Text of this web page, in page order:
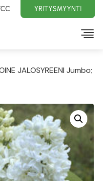
YRITYSMYYNTI
JALOSYREENI Jumbo;